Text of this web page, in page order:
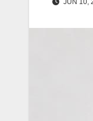
JUN 10,